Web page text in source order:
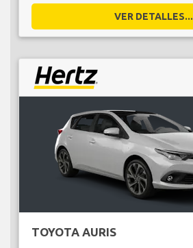
VER DETALLES...
TOYOTA AURIS